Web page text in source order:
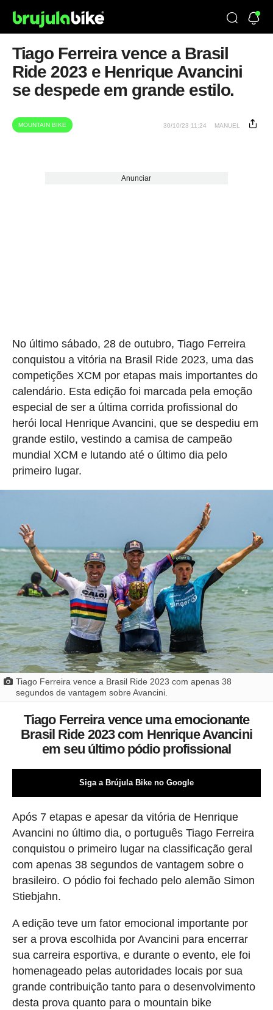
Tiago Ferreira vence a Brasil
Ride 2023 e Henrique Avancini
se despede em grande estilo.
MOUNTAIN BIKE 30/10/23 11:24 MANUEL
Anunciar
No último sábado, 28 de outubro, Tiago Ferreira
conquistou a vitória na Brasil Ride 2023, uma das
competições XCM por etapas mais importantes do
calendário. Esta edição foi marcada pela emoção
especial de ser a última corrida profissional do
herói local Henrique Avancini, que se despediu em
grande estilo, vestindo a camisa de campeão
mundial XCM e lutando até o último dia pelo
primeiro lugar.
Tiago Ferreira vence a Brasil Ride 2023 com apenas 38
segundos de vantagem sobre Avancini.
Tiago Ferreira vence uma emocionante
Brasil Ride 2023 com Henrique Avancini
em seu último pódio profissional
Siga a Brújula Bike no Google
Após 7 etapas e apesar da vitória de Henrique
Avancini no último dia, o português Tiago Ferreira
conquistou o primeiro lugar na classificação geral
com apenas 38 segundos de vantagem sobre o
brasileiro. O pódio foi fechado pelo alemão Simon
Stiebjahn.
A edição teve um fator emocional importante por
ser a prova escolhida por Avancini para encerrar
sua carreira esportiva, e durante o evento, ele foi
homenageado pelas autoridades locais por sua
grande contribuição tanto para o desenvolvimento
desta prova quanto para o mountain bike